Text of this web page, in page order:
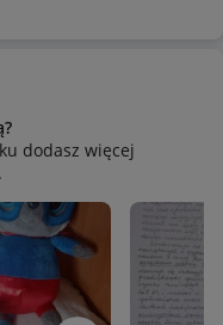
zwrotow
dodasz więcej